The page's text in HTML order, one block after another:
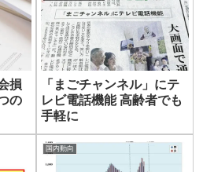
損
の
「まごチャンネル」にテ
レビ電話機能 高齢者でも
手軽に
国内動向